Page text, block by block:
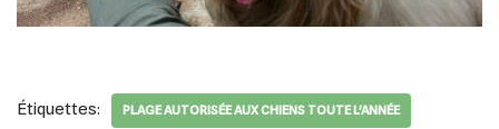
Étiquettes: PLAGE AUTORISÉE AUX CHIENS TOUTE L'ANNÉE